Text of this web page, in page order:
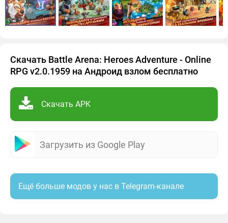
Скачать Battle Arena: Heroes Adventure - Online
RPG v2.0.1959 на Андроид взлом бесплатно
Скачать APK
Загрузить из Google Play
Ещё больше модов у нас в Telegram-канале